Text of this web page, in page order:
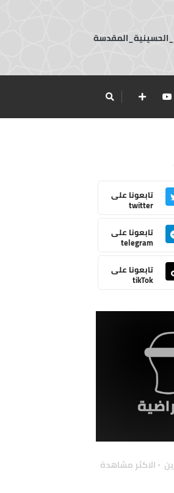
تابعونا على
twitter
تابعونا على
telegram
تابعونا على
tikTok
الاكثر مشاهدة